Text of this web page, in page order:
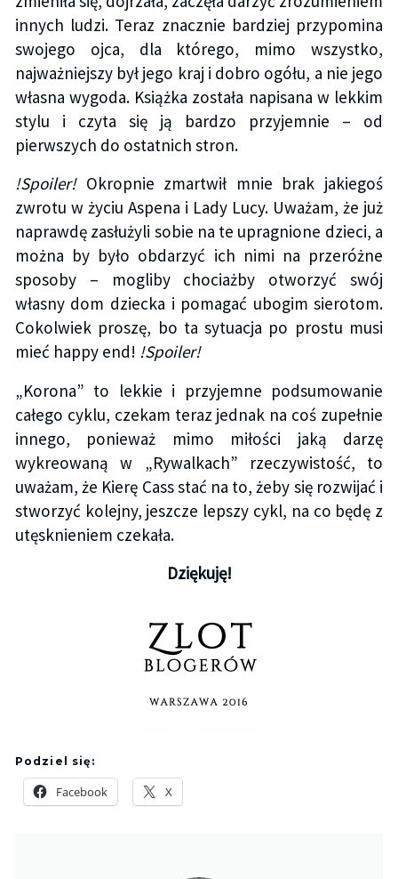
innych ludzi. Teraz znacznie bardziej przypomina
swojego ojca, dla którego, mimo wszystko,
najważniejszy był jego kraj i dobro ogółu, a nie jego
własna wygoda. Książka została napisana w lekkim
stylu i czyta się ją bardzo przyjemnie – od
pierwszych do ostatnich stron.
!Spoiler!Okropnie zmartwił mnie brak jakiegoś
zwrotu w życiu Aspena i Lady Lucy. Uważam, że już
naprawdę zasłużyli sobie na te upragnione dzieci, a
można by było obdarzyć ich nimi na przeróżne
sposoby – mogliby chociażby otworzyć swój
własny dom dziecka i pomagać ubogim sierotom.
Cokolwiek proszę, bo ta sytuacja po prostu musi
mieć happy end! !Spoiler!
„Korona” to lekkie i przyjemne podsumowanie
całego cyklu, czekam teraz jednak na coś zupełnie
innego, ponieważ mimo miłości jaką darzę
wykreowaną w „Rywalkach” rzeczywistość, to
uważam, że Kierę Cass stać na to, żeby się rozwijać i
stworzyć kolejny, jeszcze lepszy cykl, na co będę z
utęsknieniem czekała.
Dziękuję!
Podziel się:
Facebook X